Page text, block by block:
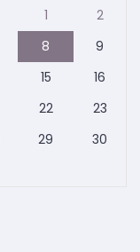
1
2
8
9
15
16
22
23
29
30